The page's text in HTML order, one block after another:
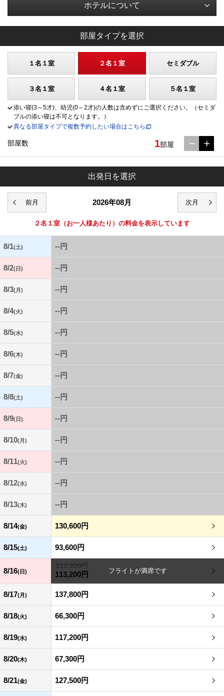
ホテルについて
部屋タイプを選択
１名１室 ２名１室 セミダブル
３名１室 ４名１室 ５名１室
添い寝(3～5才)、幼児(0～2才)の人数は含めずにご選択ください。（セミダ
ブルの添い寝は不可となります。）
異なる部屋タイプで複数予約したい場合はこちら
部屋数 1部屋
出発日を選択
2026年08月
２名１室 （お一人様あたり）の料金を表示しています
8/1(土) --円
8/2(日) --円
8/3(月) --円
8/4(火) --円
8/5(水) --円
8/6(木) --円
8/7(金) --円
8/8(土) --円
8/9(日) --円
8/10(月) --円
8/11(火) --円
8/12(水) --円
8/13(木) --円
8/14(金) 130,600円
8/15(土) 93,600円
8/16(日)
113,200円
113,200円
8/17(月) 137,800円
8/18(火) 66,300円
8/19(水) 117,200円
8/20(木) 67,300円
8/21(金) 127,500円